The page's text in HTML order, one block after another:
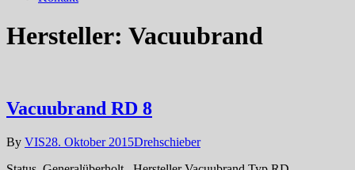
Hersteller: Vacuubrand
Vacuubrand RD 8
By VIS28. Oktober 2015Drehschieber